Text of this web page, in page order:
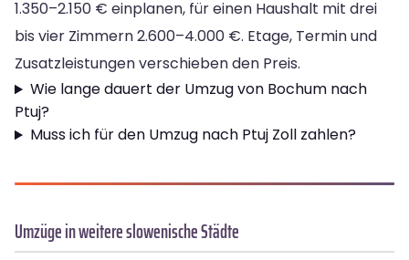
1.350–2.150 € einplanen, für einen Haushalt mit drei
bis vier Zimmern 2.600–4.000 €. Etage, Termin und
Zusatzleistungen verschieben den Preis.
Wie lange dauert der Umzug von Bochum nach
Ptuj?
Muss ich für den Umzug nach Ptuj Zoll zahlen?
Umzüge in weitere slowenische Städte